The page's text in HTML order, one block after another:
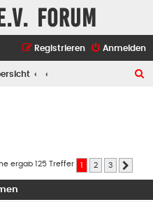
Forum
Anmelden
Registrieren
ergab 125 Treffer 2 3